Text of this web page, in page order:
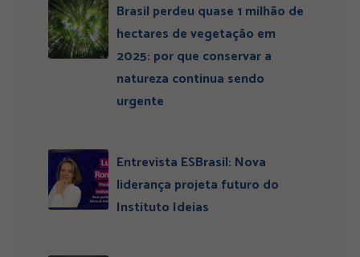
Brasil perdeu quase 1 milhão de
hectares de vegetação em
2025: por que conservar a
natureza continua sendo
urgente
Entrevista ESBrasil: Nova
liderança projeta futuro do
Instituto Ideias